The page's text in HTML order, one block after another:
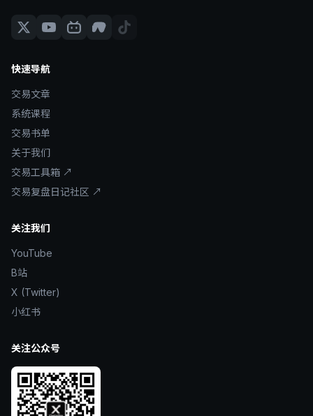
快速导航
交易文章
系统课程
交易书单
关于我们
交易工具箱 ↗
交易复盘日记社区 ↗
关注我们
YouTube
B站
X (Twitter)
小红书
关注公众号